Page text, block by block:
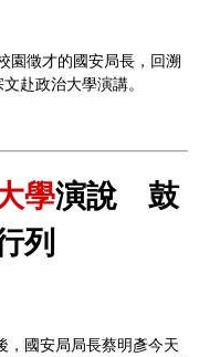
園徵才的國安局長，回溯
赴政治大學演講。
學演說 鼓
列
，國安局局長蔡明彥今天